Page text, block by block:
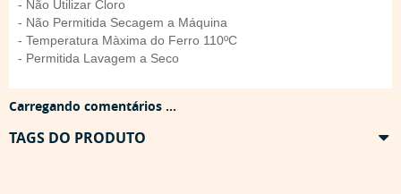
- Não Utilizar Cloro
- Não Permitida Secagem a Máquina
- Temperatura Màxima do Ferro 110ºC
- Permitida Lavagem a Seco
Carregando comentários ...
TAGS DO PRODUTO